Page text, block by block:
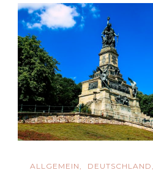
ALLGEMEIN DEUTSCHLAND